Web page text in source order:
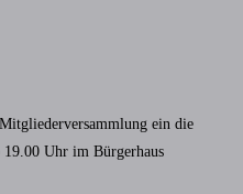
ein die
19.00 Uhr im Bürgerhaus